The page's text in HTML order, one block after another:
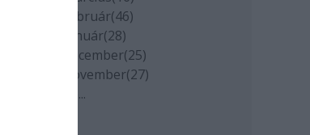
2020 február(46)
2020 január(28)
2019 december(25)
2019 november(27)
...